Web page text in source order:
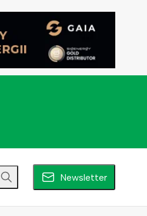
Newsletter